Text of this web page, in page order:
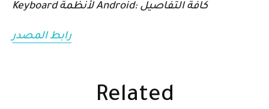
Keyboard لأنظمة Android: كافة التفاصيل
رابط المصدر
Related